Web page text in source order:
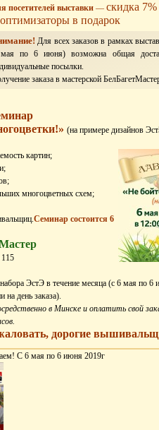
посетителей выставки — скидка
в подарок
Для всех заказов в рамках
по 6 июня) возможна общая
посылки.
заказа в мастерской
(на примере дизайнов
картин;
многоцветных схем;
Семинар состоится 6
ЭстЭ в течение месяца (с 6 мая по 6
на день заказа).
в Минске и оплатить свой
дорогие
С 6 мая по 6 июня 2019г